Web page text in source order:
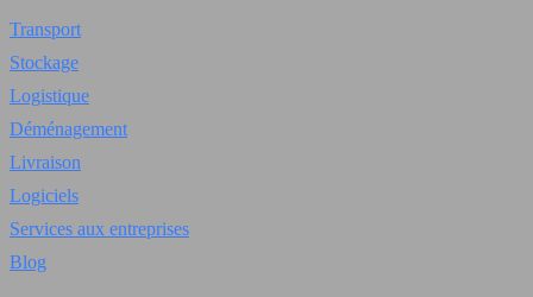
Transport
Stockage
Logistique
Déménagement
Livraison
Logiciels
Services aux entreprises
Blog